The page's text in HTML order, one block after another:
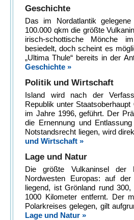
Geschichte
Das im Nordatlantik
100.000 qkm die größte
irisch-schottische Mönche
besiedelt, doch scheint es
„Ultima Thule“ bereits in der
Geschichte »
Politik und Wirtschaft
Island wird nach der
Republik unter
im Jahre 1996, geführt. Der
die Ernennung und
Notstandsrecht liegen, wird
und Wirtschaft »
Lage und Natur
Die größte Vulkaninsel der
Nordwesten Europas: auf
liegend, ist Grönland rund
1000 Kilometer entfernt. Der
Polarkreises gelegen, gilt
Lage und Natur »